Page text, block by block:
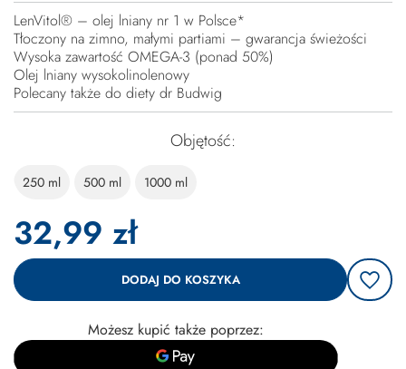
LenVitol® – olej lniany nr 1 w Polsce*
Tłoczony na zimno, małymi partiami – gwarancja świeżości
Wysoka zawartość OMEGA-3 (ponad 50%)
Olej lniany wysokolinolenowy
Polecany także do diety dr Budwig
Objętość
250 ml 500 ml 1000 ml
32,99 zł
DODAJ DO KOSZYKA
Możesz kupić także poprzez: